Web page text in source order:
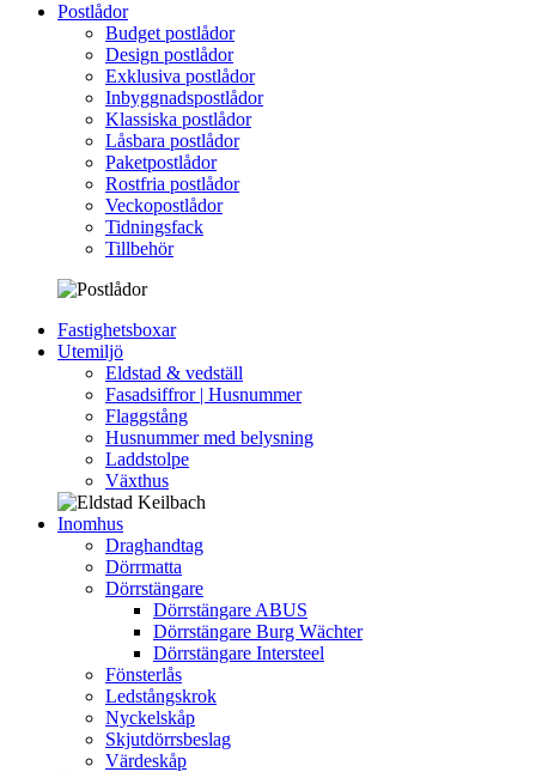
Postlådor
Budget postlådor
Design postlådor
Exklusiva postlådor
Inbyggnadspostlådor
Klassiska postlådor
Låsbara postlådor
Paketpostlådor
Rostfria postlådor
Veckopostlådor
Tidningsfack
Tillbehör
Fastighetsboxar
Utemiljö
Eldstad & vedställ
Fasadsiffror | Husnummer
Flaggstång
Husnummer med belysning
Laddstolpe
Växthus
Inomhus
Draghandtag
Dörrmatta
Dörrstängare
Dörrstängare ABUS
Dörrstängare Burg Wächter
Dörrstängare Intersteel
Fönsterlås
Ledstångskrok
Nyckelskåp
Skjutdörrsbeslag
Värdeskåp